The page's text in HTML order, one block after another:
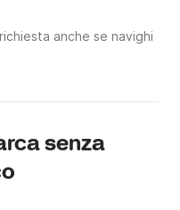
anche se navighi
senza